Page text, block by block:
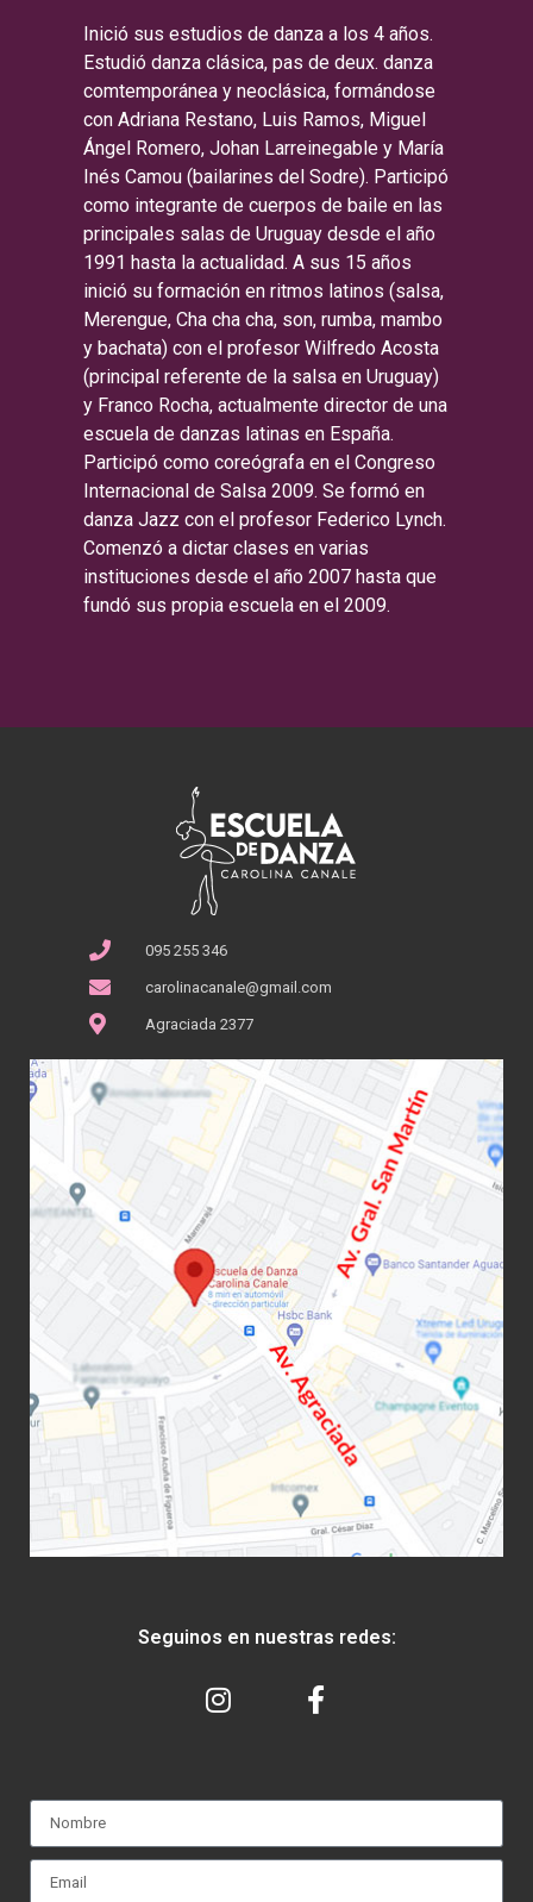
Inició sus estudios de danza a los 4 años.
Estudió danza clásica, pas de deux. danza
comtemporánea y neoclásica, formándose
con Adriana Restano, Luis Ramos, Miguel
Ángel Romero, Johan Larreinegable y María
Inés Camou (bailarines del Sodre). Participó
como integrante de cuerpos de baile en las
principales salas de Uruguay desde el año
1991 hasta la actualidad. A sus 15 años
inició su formación en ritmos latinos (salsa,
Merengue, Cha cha cha, son, rumba, mambo
y bachata) con el profesor Wilfredo Acosta
(principal referente de la salsa en Uruguay)
y Franco Rocha, actualmente director de una
escuela de danzas latinas en España.
Participó como coreógrafa en el Congreso
Internacional de Salsa 2009. Se formó en
danza Jazz con el profesor Federico Lynch.
Comenzó a dictar clases en varias
instituciones desde el año 2007 hasta que
fundó sus propia escuela en el 2009.
095 255 346
carolinacanale@gmail.com
Agraciada 2377
Seguinos en nuestras redes: